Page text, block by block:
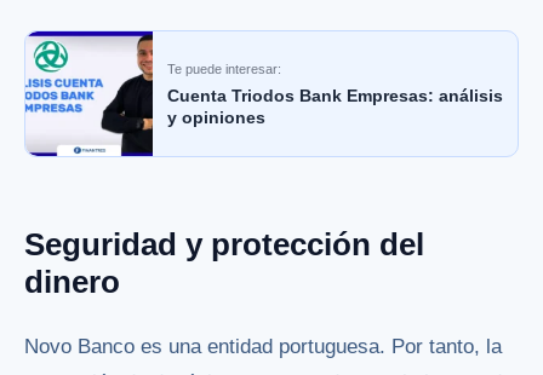
Te puede interesar:
Cuenta Triodos Bank Empresas: análisis
y opiniones
Seguridad y protección del
dinero
Novo Banco es una entidad portuguesa. Por tanto, la